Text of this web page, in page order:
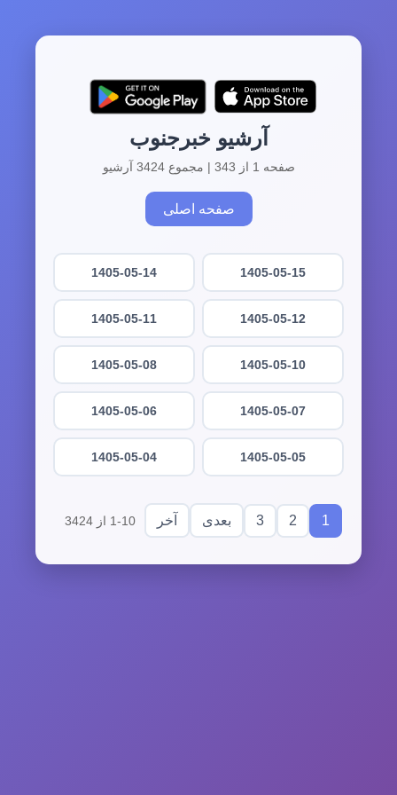
آرشیو خبرجنوب
صفحه 1 از 343 | مجموع 3424 آرشیو
صفحه اصلی
1405-05-15
1405-05-14
1405-05-12
1405-05-11
1405-05-10
1405-05-08
1405-05-07
1405-05-06
1405-05-05
1405-05-04
1
2
3 بعدی آخر 1-10 از 3424